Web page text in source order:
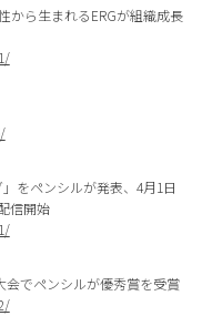
から生まれるERGが組織成長
をペンシルが発表、4月1日
信開始
会でペンシルが優秀賞を受賞